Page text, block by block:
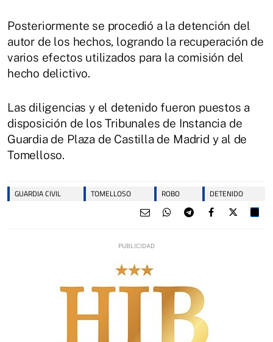
Posteriormente se procedió a la detención del
autor de los hechos, logrando la recuperación de
varios efectos utilizados para la comisión del
hecho delictivo.
Las diligencias y el detenido fueron puestos a
disposición de los Tribunales de Instancia de
Guardia de Plaza de Castilla de Madrid y al de
Tomelloso.
GUARDIA CIVIL TOMELLOSO ROBO DETENIDO